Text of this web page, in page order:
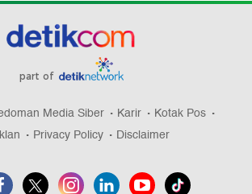
part of
Media Siber Karir
Kotak Pos
Privacy Policy Disclaimer